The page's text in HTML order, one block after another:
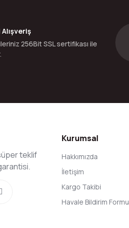
olmalı.256Bit SSL sertifikası ile
teklif
Kurumsal
Hakkımızda
İletişim
Kargo Takibi
Havale Bildirim Formu